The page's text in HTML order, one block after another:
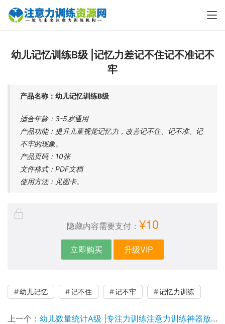
幼儿记忆训练B级 |记忆力差记不住记不准记不
牢
产品名称：幼儿记忆训练B级
适合年龄：3-5岁通用
产品功能：提升儿童视觉记忆力，改善记不住、记不准、记
不牢的现象。
产品页码：10张
文件格式：PDF文档
使用方法：见图卡。
隐藏内容需要支付： ¥10
立即购买 升级VIP
幼儿记忆 记不住 记不牢 记忆力训练
上一个： 幼儿数量统计A级 |专注力训练注意力训练神器放飞未来